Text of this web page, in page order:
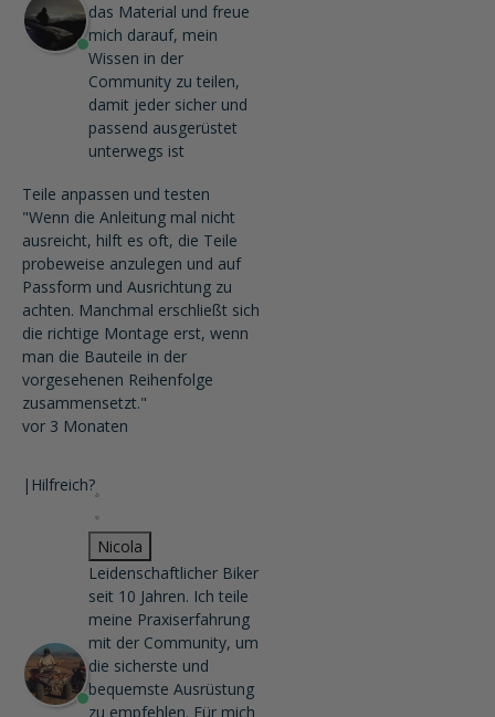
das Material und freue
mich darauf, mein
Wissen in der
Community zu teilen,
damit jeder sicher und
passend ausgerüstet
unterwegs ist
Teile anpassen und testen
"Wenn die Anleitung mal nicht
ausreicht, hilft es oft, die Teile
probeweise anzulegen und auf
Passform und Ausrichtung zu
achten. Manchmal erschließt sich
die richtige Montage erst, wenn
man die Bauteile in der
vorgesehenen Reihenfolge
zusammensetzt."
vor 3 Monaten
| Hilfreich?
Nicola
Leidenschaftlicher Biker
seit 10 Jahren. Ich teile
meine Praxiserfahrung
mit der Community, um
die sicherste und
bequemste Ausrüstung
zu empfehlen. Für mich